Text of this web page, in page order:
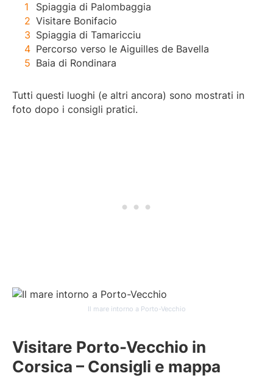
Spiaggia di Palombaggia
Visitare Bonifacio
Spiaggia di Tamaricciu
Percorso verso le Aiguilles de Bavella
Baia di Rondinara
Tutti questi luoghi (e altri ancora) sono mostrati in
foto dopo i consigli pratici.
Il mare intorno a Porto-Vecchio
Visitare Porto-Vecchio in
Corsica – Consigli e mappa